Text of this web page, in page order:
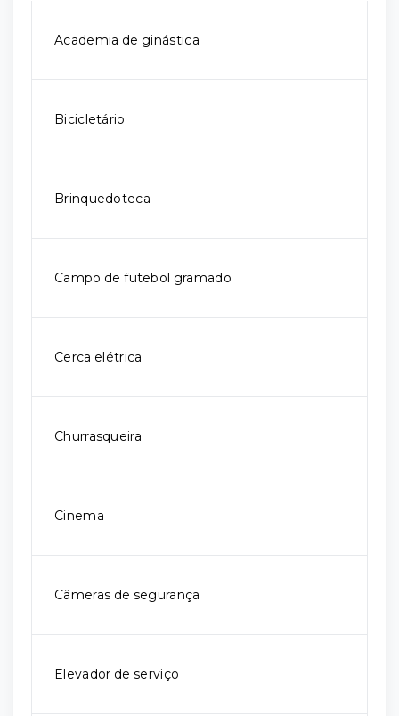
Academia de ginástica
Bicicletário
Brinquedoteca
Campo de futebol gramado
Cerca elétrica
Churrasqueira
Cinema
Câmeras de segurança
Elevador de serviço